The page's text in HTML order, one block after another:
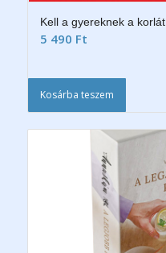
Kell a gyereknek a korlát
5 490 Ft
Kosárba teszem